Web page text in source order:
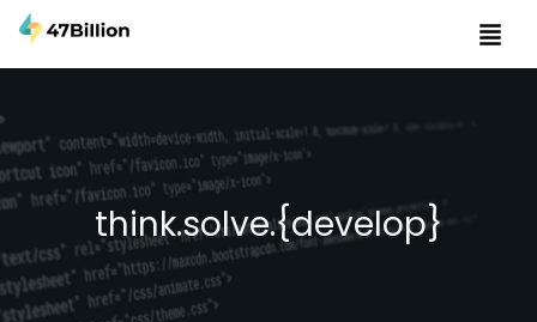
think.solve.{develop}